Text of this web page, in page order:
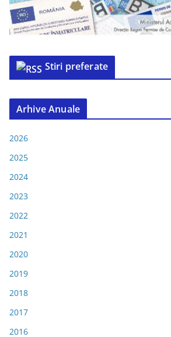
Stiri preferate
Arhive Anuale
2026
2025
2024
2023
2022
2021
2020
2019
2018
2017
2016